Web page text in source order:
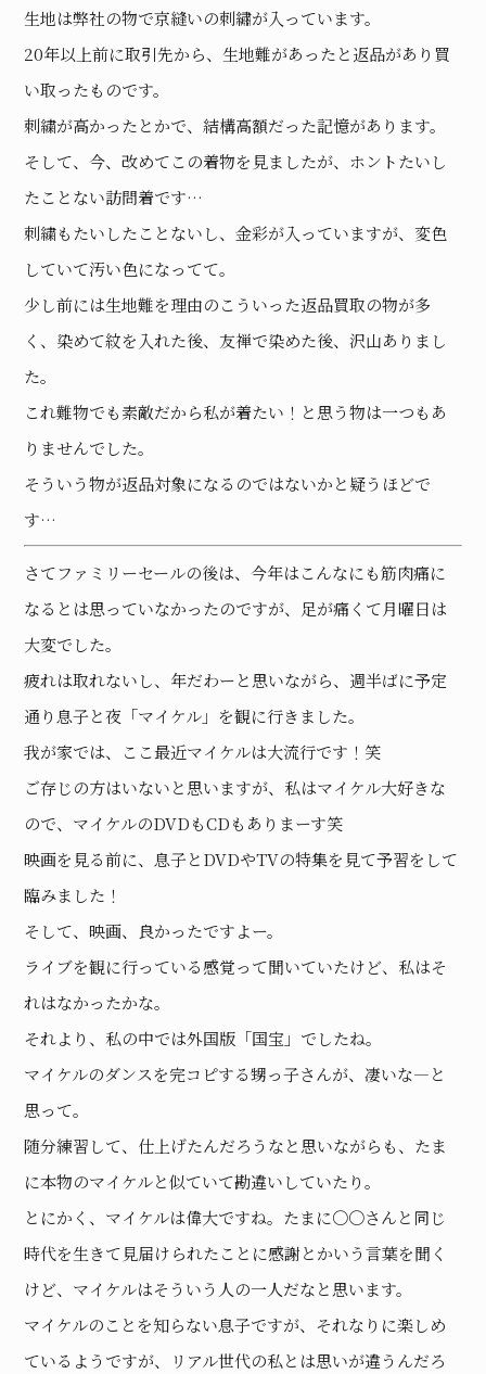
生地は弊社の物で京縫いの刺繡が入っています。
20年以上前に取引先から、生地難があったと返品があり買
い取ったものです。
刺繍が高かったとかで、結構高額だった記憶があります。
そして、今、改めてこの着物を見ましたが、ホントたいし
たことない訪問着です…
刺繍もたいしたことないし、金彩が入っていますが、変色
していて汚い色になってて。
少し前には生地難を理由のこういった返品買取の物が多
く、染めて紋を入れた後、友禅で染めた後、沢山ありまし
た。
これ難物でも素敵だから私が着たい！と思う物は一つもあ
りませんでした。
そういう物が返品対象になるのではないかと疑うほどで
す…
さてファミリーセールの後は、今年はこんなにも筋肉痛に
なるとは思っていなかったのですが、足が痛くて月曜日は
大変でした。
疲れは取れないし、年だわーと思いながら、週半ばに予定
通り息子と夜「マイケル」を観に行きました。
我が家では、ここ最近マイケルは大流行です！笑
ご存じの方はいないと思いますが、私はマイケル大好きな
ので、マイケルのDVDもCDもありまーす笑
映画を見る前に、息子とDVDやTVの特集を見て予習をして
臨みました！
そして、映画、良かったですよー。
ライブを観に行っている感覚って聞いていたけど、私はそ
れはなかったかな。
それより、私の中では外国版「国宝」でしたね。
マイケルのダンスを完コピする甥っ子さんが、凄いな―と
思って。
随分練習して、仕上げたんだろうなと思いながらも、たま
に本物のマイケルと似ていて勘違いしていたり。
とにかく、マイケルは偉大ですね。たまに〇〇さんと同じ
時代を生きて見届けられたことに感謝とかいう言葉を聞く
けど、マイケルはそういう人の一人だなと思います。
マイケルのことを知らない息子ですが、それなりに楽しめ
ているようですが、リアル世代の私とは思いが違うんだろ